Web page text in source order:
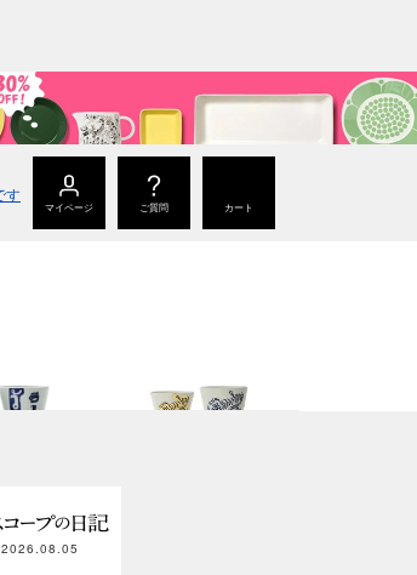
マイページ ご質問 カート
2026.08.05